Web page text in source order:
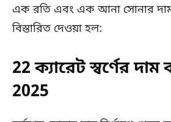
এক রতি এবং এক আনা সোনার
বিস্তারিত দেওয়া হল:
22 ক্যারেট স্বর্ণের
2025